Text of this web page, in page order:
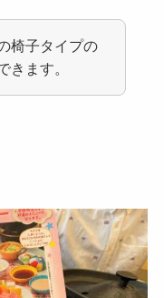
椅子タイプの
きます。